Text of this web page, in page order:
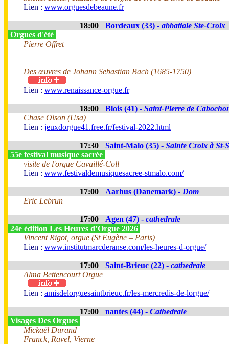
Lien : www.orguesdebeaune.fr
18:00 Bordeaux (33) - abbatiale Ste-Croix
Orgues d'été
Pierre Offret
Des œuvres de Johann Sebastian Bach (1685-1750)
Lien : www.renaissance-orgue.fr
18:00 Blois (41) - Saint-Pierre de
Chase Olson (Usa)
Lien : jeuxdorgue41.free.fr/festival-2022.html
17:30 Saint-Malo (35) - Sainte Croix à St-
55e festival musique sacrée
visite de l'orgue Cavaillé-Coll
Lien : www.festivaldemusiquesacree-stmalo.com/
17:00 Aarhus (Danemark) - Dom
Eric Lebrun
17:00 Agen (47) - cathedrale
24e édition Les Heures d’Orgue 2026
Vincent Rigot, orgue (St Eugène – Paris)
Lien : www.institutmarcderanse.com/les-heures-d-orgue/
17:00 Saint-Brieuc (22) - cathedrale
Alma Bettencourt Orgue
Lien : amisdelorguesaintbrieuc.fr/les-mercredis-de-lorgue/
17:00 nantes (44) - Cathedrale
Visages Des Orgues
Mickaël Durand
Franck, Ravel, Vierne